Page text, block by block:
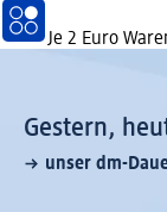
Je 2 Euro
Gestern,
unser dm-